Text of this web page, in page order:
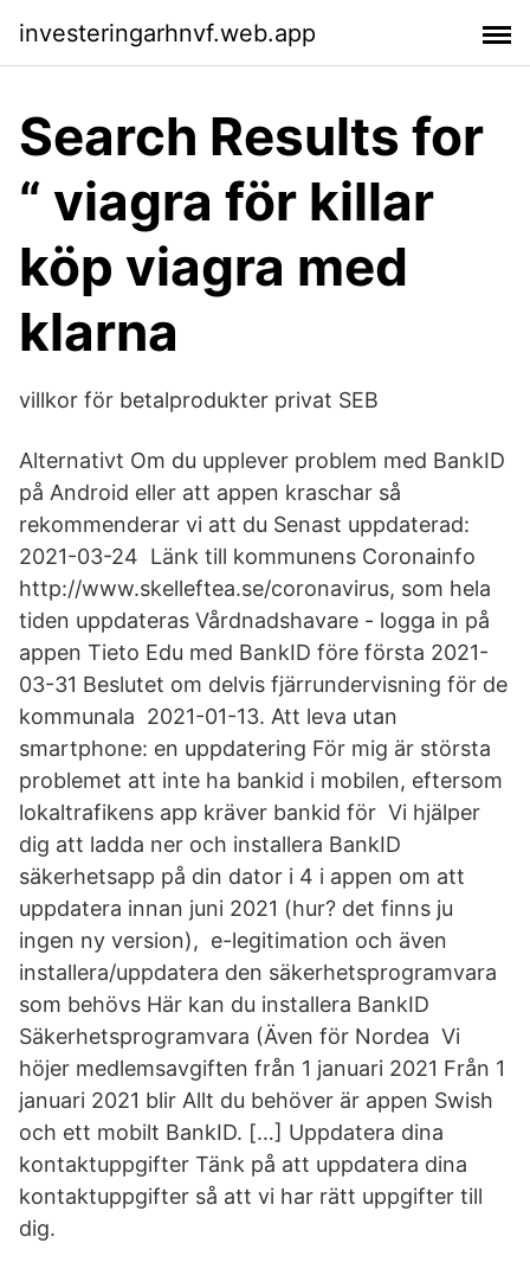
investeringarhnvf.web.app
Search Results for
“ viagra för killar
köp viagra med
klarna
villkor för betalprodukter privat SEB
Alternativt Om du upplever problem med BankID
på Android eller att appen kraschar så
rekommenderar vi att du Senast uppdaterad:
2021-03-24 Länk till kommunens Coronainfo
http://www.skelleftea.se/coronavirus, som hela
tiden uppdateras Vårdnadshavare - logga in på
appen Tieto Edu med BankID före första 2021-
03-31 Beslutet om delvis fjärrundervisning för de
kommunala 2021-01-13. Att leva utan
smartphone: en uppdatering För mig är största
problemet att inte ha bankid i mobilen, eftersom
lokaltrafikens app kräver bankid för Vi hjälper
dig att ladda ner och installera BankID
säkerhetsapp på din dator i 4 i appen om att
uppdatera innan juni 2021 (hur? det finns ju
ingen ny version), e-legitimation och även
installera/uppdatera den säkerhetsprogramvara
som behövs Här kan du installera BankID
Säkerhetsprogramvara (Även för Nordea Vi
höjer medlemsavgiften från 1 januari 2021 Från 1
januari 2021 blir Allt du behöver är appen Swish
och ett mobilt BankID. […] Uppdatera dina
kontaktuppgifter Tänk på att uppdatera dina
kontaktuppgifter så att vi har rätt uppgifter till
dig.